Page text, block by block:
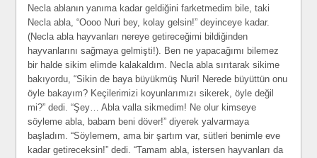
Necla ablanın yanıma kadar geldiğini farketmedim bile, taki
Necla abla, “Oooo Nuri bey, kolay gelsin!” deyinceye kadar.
(Necla abla hayvanları nereye getireceğimi bildiğinden
hayvanlarını sağmaya gelmişti!). Ben ne yapacağımı bilemez
bir halde sikim elimde kalakaldım. Necla abla sırıtarak sikime
bakıyordu, “Sikin de baya büyükmüş Nuri! Nerede büyüttün onu
öyle bakayım? Keçilerimizi koyunlarımızı sikerek, öyle değil
mi?” dedi. “Şey… Abla valla sikmedim! Ne olur kimseye
söyleme abla, babam beni döver!” diyerek yalvarmaya
başladım. “Söylemem, ama bir şartım var, sütleri benimle eve
kadar getireceksin!” dedi. “Tamam abla, istersen hayvanları da